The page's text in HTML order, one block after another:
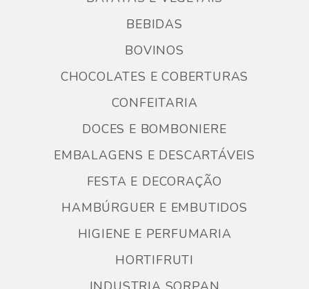
BEBIDAS
BOVINOS
CHOCOLATES E COBERTURAS
CONFEITARIA
DOCES E BOMBONIERE
EMBALAGENS E DESCARTÁVEIS
FESTA E DECORAÇÃO
HAMBÚRGUER E EMBUTIDOS
HIGIENE E PERFUMARIA
HORTIFRUTI